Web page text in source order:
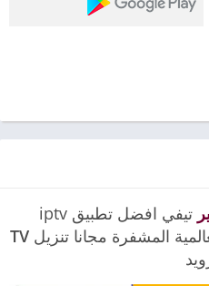
تيفي افضل تطبيق iptv
المشفرة مجانا تنزيل TV